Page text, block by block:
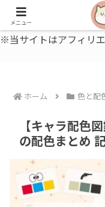
うとの部屋｜毎日に
※当サイトはアフィリ
ホーム 色と配
【キャラ配色
の配色まとめ
メニュー